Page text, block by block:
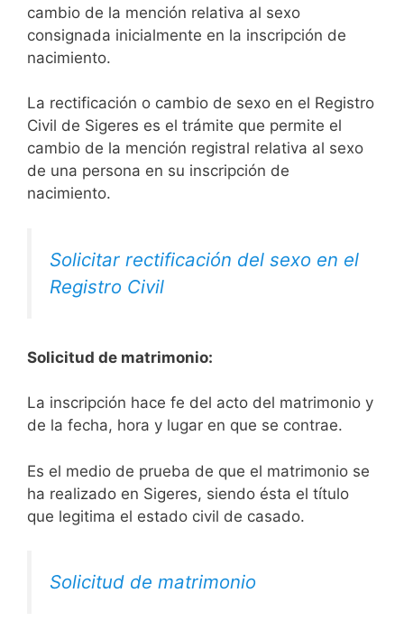
cambio de la mención relativa al sexo
consignada inicialmente en la inscripción de
nacimiento.
La rectificación o cambio de sexo en el Registro
Civil de Sigeres es el trámite que permite el
cambio de la mención registral relativa al sexo
de una persona en su inscripción de
nacimiento.
Solicitar rectificación del sexo en el
Registro Civil
Solicitud de matrimonio:
La inscripción hace fe del acto del matrimonio y
de la fecha, hora y lugar en que se contrae.
Es el medio de prueba de que el matrimonio se
ha realizado en Sigeres, siendo ésta el título
que legitima el estado civil de casado.
Solicitud de matrimonio